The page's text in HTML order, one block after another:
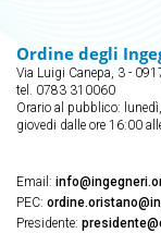
Ordine degli
Via Luigi Canepa, 3 -
tel. 0783 310060
Orario al pubblico:
giovedi dalle ore 16:00
Email:
PEC:
Presidente: